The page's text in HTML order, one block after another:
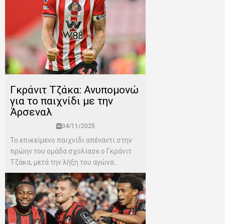
Γκράνιτ Τζάκα: Ανυπομονώ
για το παιχνίδι με την
Άρσεναλ
04/11/2025
Το επικείμενο παιχνίδι απέναντι στην
πρώην του ομάδα σχολίασε ο Γκράνιτ
Τζάκα, μετά την λήξη του αγώνα...